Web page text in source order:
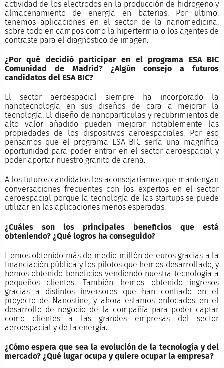
actividad de los electrodos en la producción de hidrógeno y
almacenamiento de energía en baterías. Por último,
tenemos aplicaciones en el sector de la nanomedicina,
sobre todo en campos como la hipertermia o los agentes de
contraste para el diagnóstico de imagen.
¿Por qué decidió participar en el programa ESA BIC
Comunidad de Madrid? ¿Algún consejo a futuros
candidatos del ESA BIC?
El sector aeroespacial siempre ha incorporado la
nanotecnología en sus diseños de cara a mejorar la
tecnología. El diseño de nanopartículas y recubrimientos de
alto valor añadido pueden mejorar notablemente las
propiedades de los dispositivos aeroespaciales. Por eso
pensamos que el programa ESA BIC sería una magnífica
oportunidad para poder entrar en el sector aeroespacial y
poder aportar nuestro granito de arena.
A los futuros candidatos les aconsejaríamos que mantengan
conversaciones frecuentes con los expertos en el sector
aeroespacial porque la tecnología de las startups se puede
utilizar en las aplicaciones menos esperadas.
¿Cuáles son los principales beneficios que está
obteniendo? ¿Qué logros ha conseguido?
Hemos obtenido más de medio millón de euros gracias a la
financiación pública y los pilotos que hemos desarrollado, y
hemos obtenido beneficios vendiendo nuestra tecnología a
pequeños clientes. También hemos obtenido ingresos
gracias a distintos inversores que han confiado en el
proyecto de Nanostine, y ahora estamos enfocados en el
desarrollo de negocio de la compañía para poder captar
como clientes a las grandes empresas del sector
aeroespacial y de la energía.
¿Cómo espera que sea la evolución de la tecnología y del
mercado? ¿Qué lugar ocupa y quiere ocupar la empresa?